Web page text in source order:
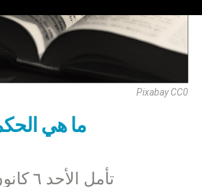
Pixabay CC0
ما هي
تأمل الأحد ٦ كانون الأول ٢٠١٥